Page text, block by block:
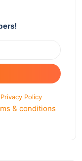
Privacy Policy
& conditions